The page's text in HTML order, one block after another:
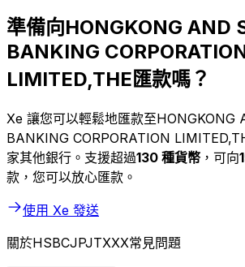
準備向HONGKONG AND
BANKING
LIMITED,THE匯款嗎？
Xe 讓您可以輕鬆地匯款至
BANKING CORPORATION
家其他銀行。支援超過130 種貨幣 ，可向
款，您可以放心匯款。
使用 Xe 發送
關於HSBCJPJTXXX常見問題